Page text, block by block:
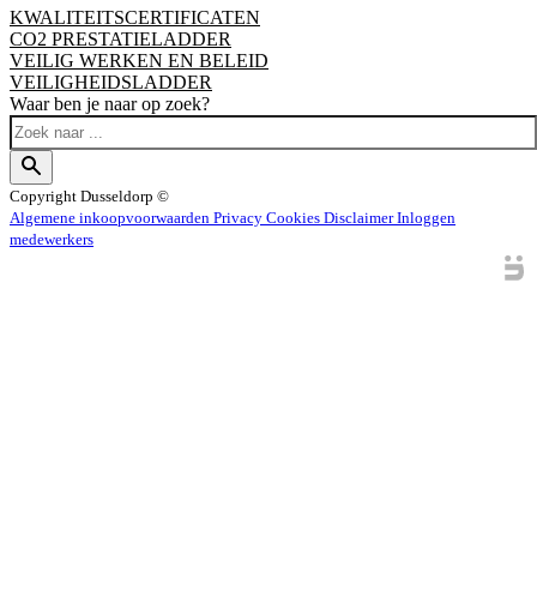
KWALITEITSCERTIFICATEN
CO2 PRESTATIELADDER
VEILIG WERKEN EN BELEID
VEILIGHEIDSLADDER
Waar ben je naar op zoek?
Copyright Dusseldorp ©
Algemene inkoopvoorwaarden Privacy Cookies DisclaimerInloggen
medewerkers